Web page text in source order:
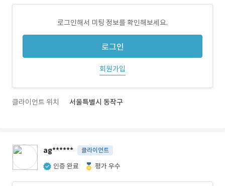
로그인해서 미팅 정보를 확인해보세요.
로그인
회원가입
클라이언트 위치 서울특별시 동작구
ag****** 클라이언트
인증 완료 평가 우수